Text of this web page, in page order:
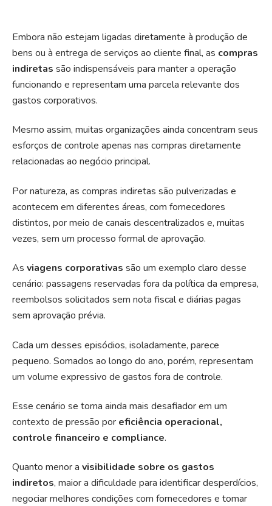
Embora não estejam ligadas diretamente à produção de
bens ou à entrega de serviços ao cliente final, as compras
indiretas são indispensáveis para manter a operação
funcionando e representam uma parcela relevante dos
gastos corporativos.
Mesmo assim, muitas organizações ainda concentram seus
esforços de controle apenas nas compras diretamente
relacionadas ao negócio principal.
Por natureza, as compras indiretas são pulverizadas e
acontecem em diferentes áreas, com fornecedores
distintos, por meio de canais descentralizados e, muitas
vezes, sem um processo formal de aprovação.
As viagens corporativas são um exemplo claro desse
cenário: passagens reservadas fora da política da empresa,
reembolsos solicitados sem nota fiscal e diárias pagas
sem aprovação prévia.
Cada um desses episódios, isoladamente, parece
pequeno. Somados ao longo do ano, porém, representam
um volume expressivo de gastos fora de controle.
Esse cenário se torna ainda mais desafiador em um
contexto de pressão por eficiência operacional,
controle financeiro e compliance.
Quanto menor a visibilidade sobre os gastos
indiretos, maior a dificuldade para identificar desperdícios,
negociar melhores condições com fornecedores e tomar